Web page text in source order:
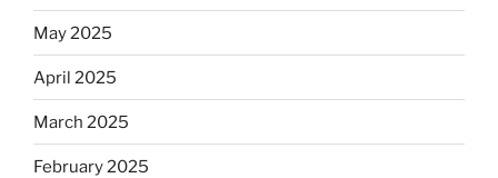
May 2025
April 2025
March 2025
February 2025